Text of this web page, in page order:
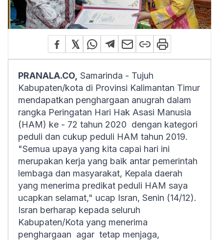
PRANALA.CO, Samarinda - Tujuh
Kabupaten/kota di Provinsi Kalimantan Timur
mendapatkan penghargaan anugrah dalam
rangka Peringatan Hari Hak Asasi Manusia
(HAM) ke - 72 tahun 2020 dengan kategori
peduli dan cukup peduli HAM tahun 2019.
"Semua upaya yang kita capai hari ini
merupakan kerja yang baik antar pemerintah
lembaga dan masyarakat, Kepala daerah
yang menerima predikat peduli HAM saya
ucapkan selamat," ucap Isran, Senin (14/12).
Isran berharap kepada seluruh
Kabupaten/Kota yang menerima
penghargaan agar tetap menjaga,